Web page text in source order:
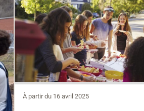
À partir du 16 avril 2025